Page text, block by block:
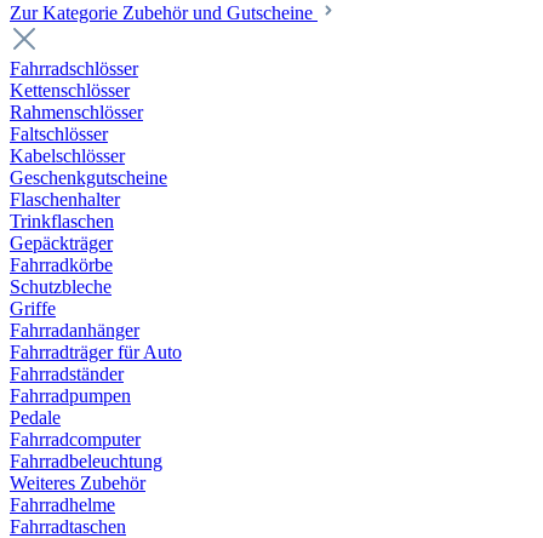
Zur Kategorie Zubehör und Gutscheine
Fahrradschlösser
Kettenschlösser
Rahmenschlösser
Faltschlösser
Kabelschlösser
Geschenkgutscheine
Flaschenhalter
Trinkflaschen
Gepäckträger
Fahrradkörbe
Schutzbleche
Griffe
Fahrradanhänger
Fahrradträger für Auto
Fahrradständer
Fahrradpumpen
Pedale
Fahrradcomputer
Fahrradbeleuchtung
Weiteres Zubehör
Fahrradhelme
Fahrradtaschen